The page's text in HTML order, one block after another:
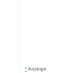
* Anzeige